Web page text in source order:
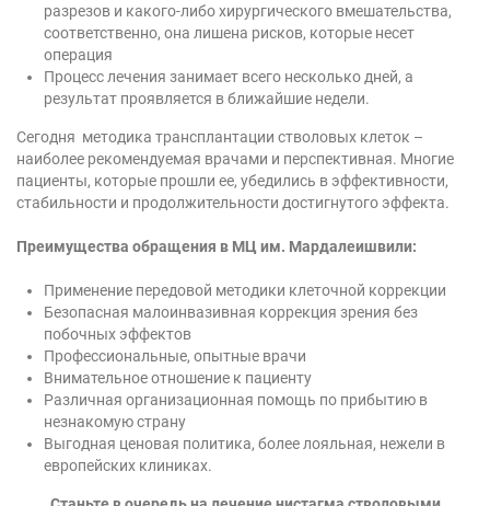
разрезов и какого-либо хирургического вмешательства,
соответственно, она лишена рисков, которые несет
операция
Процесс лечения занимает всего несколько дней, а
результат проявляется в ближайшие недели.
Сегодня методика трансплантации стволовых клеток –
наиболее рекомендуемая врачами и перспективная. Многие
пациенты, которые прошли ее, убедились в эффективности,
стабильности и продолжительности достигнутого эффекта.
Преимущества обращения в МЦ им. Мардалеишвили:
Применение передовой методики клеточной коррекции
Безопасная малоинвазивная коррекция зрения без
побочных эффектов
Профессиональные, опытные врачи
Внимательное отношение к пациенту
Различная организационная помощь по прибытию в
незнакомую страну
Выгодная ценовая политика, более лояльная, нежели в
европейских клиниках.